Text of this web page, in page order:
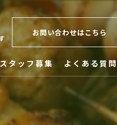
お問い合わせはこちら
スタッフ募集 よくある質問